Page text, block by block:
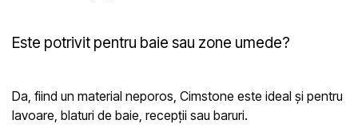
Este potrivit pentru baie sau zone umede?
Da, fiind un material neporos, Cimstone este ideal și pentru
lavoare, blaturi de baie, recepții sau baruri.